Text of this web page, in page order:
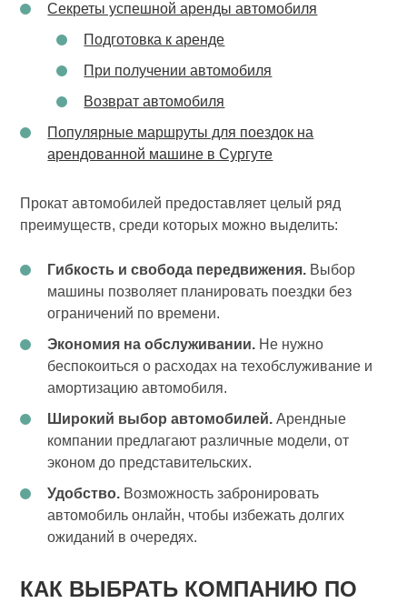
Секреты успешной аренды автомобиля
Подготовка к аренде
При получении автомобиля
Возврат автомобиля
Популярные маршруты для поездок на
арендованной машине в Сургуте
Прокат автомобилей предоставляет целый ряд
преимуществ, среди которых можно выделить:
Гибкость и свобода передвижения. Выбор
машины позволяет планировать поездки без
ограничений по времени.
Экономия на обслуживании. Не нужно
беспокоиться о расходах на техобслуживание и
амортизацию автомобиля.
Широкий выбор автомобилей. Арендные
компании предлагают различные модели, от
эконом до представительских.
Удобство. Возможность забронировать
автомобиль онлайн, чтобы избежать долгих
ожиданий в очередях.
КАК ВЫБРАТЬ КОМПАНИЮ ПО